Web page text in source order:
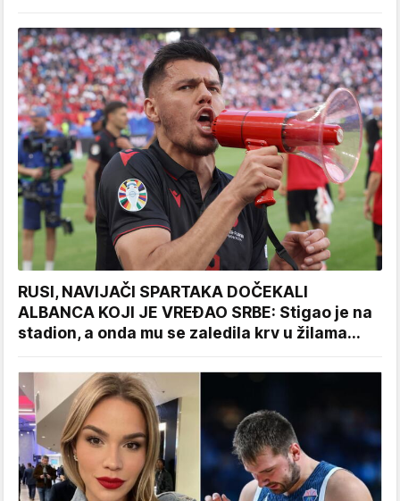
RUSI, NAVIJAČI SPARTAKA DOČEKALI
ALBANCA KOJI JE VREĐAO SRBE: Stigao je na
stadion, a onda mu se zaledila krv u žilama...